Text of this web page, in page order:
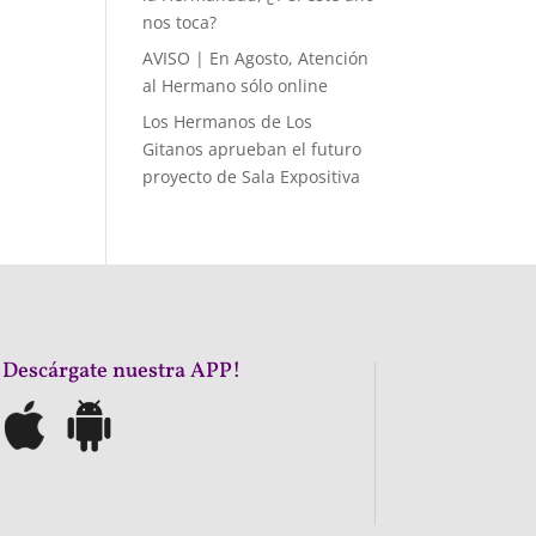
nos toca?
AVISO | En Agosto, Atención
al Hermano sólo online
Los Hermanos de Los
Gitanos aprueban el futuro
proyecto de Sala Expositiva
nuestra APP!